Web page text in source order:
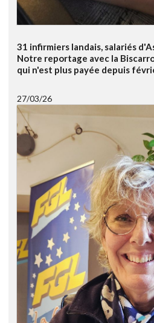
31 infirmiers landais, salariés
Notre reportage avec la
qui n'est plus payée depuis
27/03/26